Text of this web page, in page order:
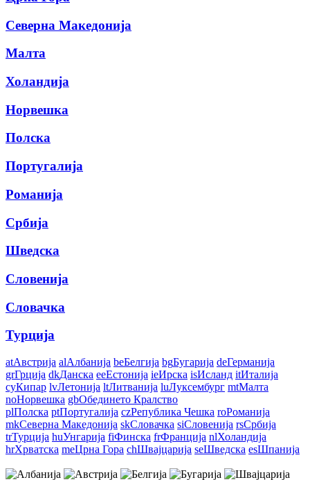
Северна Македонија
Малта
Холандија
Норвешка
Полска
Португалија
Романија
Србија
Шведска
Словенија
Словачка
Турција
atАвстрија alАлбанија beБелгија bgБугарија deГерманија
grГрција dkДанска eeЕстонија ieИрска isИсланд itИталија
cyКипар lvЛетонија ltЛитванија luЛуксембург mtМалта
noНорвешка gbОбединето Кралство
plПолска ptПортугалија czРепублика Чешка roРоманија
mkСеверна Македонија skСловачка siСловенија rsСрбија
trТурција huУнгарија fiФинска frФранција nlХоландија
hrХрватска meЦрна Гора chШвајцарија seШведска esШпанија